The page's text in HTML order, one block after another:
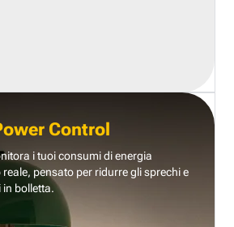
Control
i tuoi consumi di energia
pensato per ridurre gli sprechi e
bolletta.